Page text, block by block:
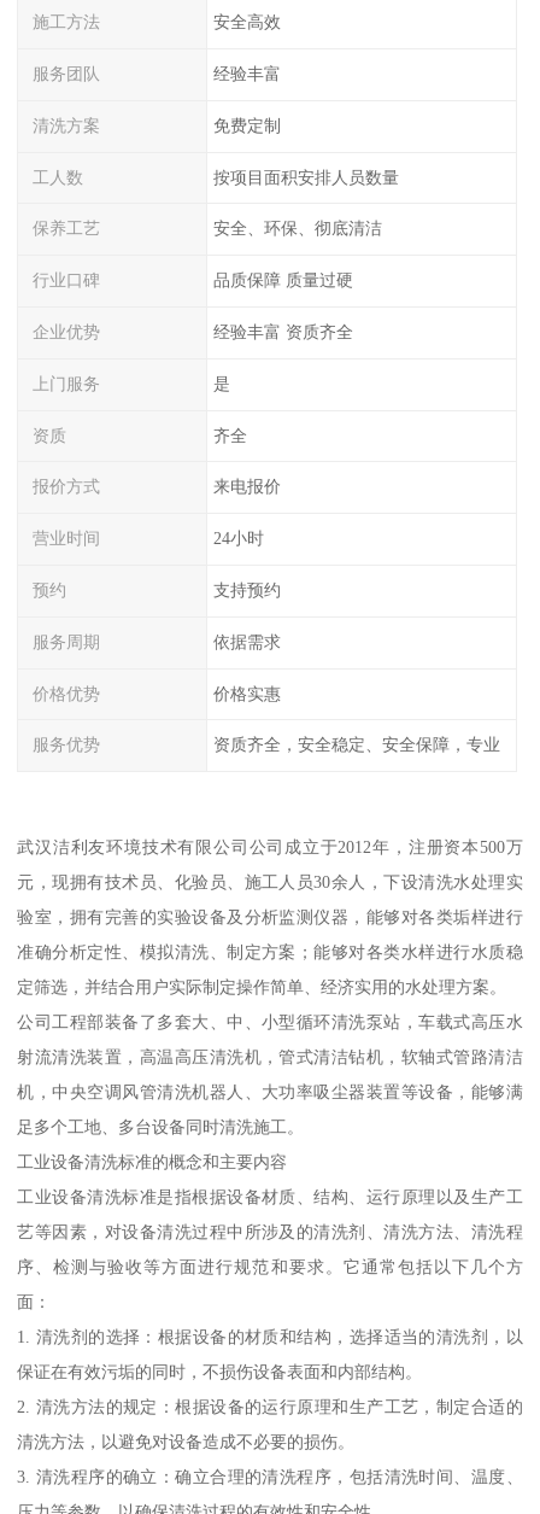
施工方法 安全高效
服务团队 经验丰富
清洗方案 免费定制
工人数 按项目面积安排人员数量
保养工艺 安全、环保、彻底清洁
行业口碑 品质保障 质量过硬
企业优势 经验丰富 资质齐全
上门服务 是
资质 齐全
报价方式 来电报价
营业时间 24小时
预约 支持预约
服务周期 依据需求
价格优势 价格实惠
服务优势 资质齐全，安全稳定、安全保障，专业
武汉洁利友环境技术有限公司公司成立于2012年，注册资本500万
元，现拥有技术员、化验员、施工人员30余人，下设清洗水处理实
验室，拥有完善的实验设备及分析监测仪器，能够对各类垢样进行
准确分析定性、模拟清洗、制定方案；能够对各类水样进行水质稳
定筛选，并结合用户实际制定操作简单、经济实用的水处理方案。
公司工程部装备了多套大、中、小型循环清洗泵站，车载式高压水
射流清洗装置，高温高压清洗机，管式清洁钻机，软轴式管路清洁
机，中央空调风管清洗机器人、大功率吸尘器装置等设备，能够满
足多个工地、多台设备同时清洗施工。
工业设备清洗标准的概念和主要内容
工业设备清洗标准是指根据设备材质、结构、运行原理以及生产工
艺等因素，对设备清洗过程中所涉及的清洗剂、清洗方法、清洗程
序、检测与验收等方面进行规范和要求。它通常包括以下几个方
面：
1. 清洗剂的选择：根据设备的材质和结构，选择适当的清洗剂，以
保证在有效污垢的同时，不损伤设备表面和内部结构。
2. 清洗方法的规定：根据设备的运行原理和生产工艺，制定合适的
清洗方法，以避免对设备造成不必要的损伤。
3. 清洗程序的确立：确立合理的清洗程序，包括清洗时间、温度、